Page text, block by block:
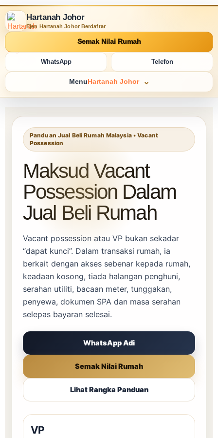
Hartanah Johor
Ejen Hartanah Johor Berdaftar
Semak Nilai Rumah
WhatsApp Telefon
Menu Hartanah Johor
Panduan Jual Beli Rumah Malaysia • Vacant
Possession
Maksud Vacant
Possession Dalam
Jual Beli Rumah
Vacant possession atau VP bukan sekadar
“dapat kunci”. Dalam transaksi rumah, ia
berkait dengan akses sebenar kepada rumah,
keadaan kosong, tiada halangan penghuni,
serahan utiliti, bacaan meter, tunggakan,
penyewa, dokumen SPA dan masa serahan
selepas bayaran selesai.
WhatsApp Adi
Semak Nilai Rumah
Lihat Rangka Panduan
VP